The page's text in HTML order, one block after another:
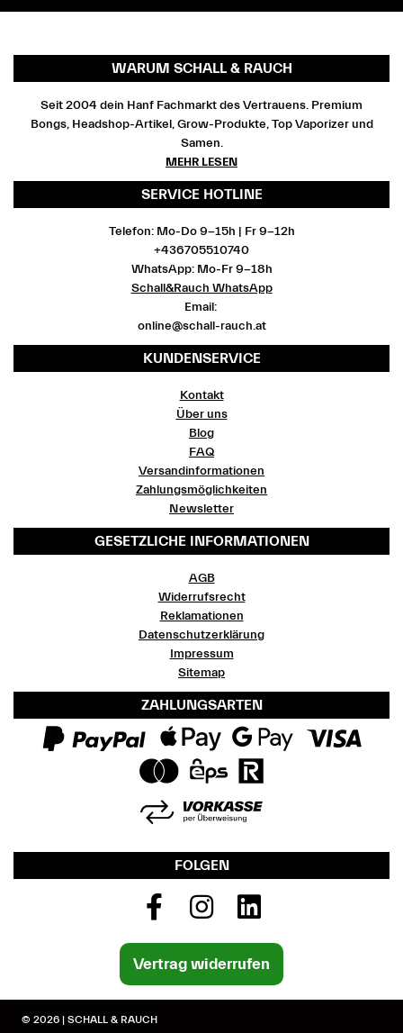
WARUM SCHALL & RAUCH
Seit 2004 dein Hanf Fachmarkt des Vertrauens. Premium
Bongs, Headshop-Artikel, Grow-Produkte, Top Vaporizer und
Samen.
MEHR LESEN
SERVICE HOTLINE
Telefon: Mo-Do 9-15h | Fr 9-12h
+436705510740
WhatsApp: Mo-Fr 9-18h
Schall&Rauch WhatsApp
Email:
online@schall-rauch.at
KUNDENSERVICE
Kontakt
Über uns
Blog
FAQ
Versandinformationen
Zahlungsmöglichkeiten
Newsletter
GESETZLICHE INFORMATIONEN
AGB
Widerrufsrecht
Reklamationen
Datenschutzerklärung
Impressum
Sitemap
ZAHLUNGSARTEN
FOLGEN
Vertrag widerrufen
© 2026 | SCHALL & RAUCH